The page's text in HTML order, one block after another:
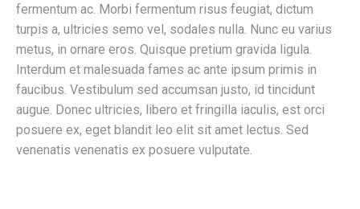
fermentum ac. Morbi fermentum risus feugiat, dictum
turpis a, ultricies semo vel, sodales nulla. Nunc eu varius
metus, in ornare eros. Quisque pretium gravida ligula.
Interdum et malesuada fames ac ante ipsum primis in
faucibus. Vestibulum sed accumsan justo, id tincidunt
augue. Donec ultricies, libero et fringilla iaculis, est orci
posuere ex, eget blandit leo elit sit amet lectus. Sed
venenatis venenatis ex posuere vulputate.